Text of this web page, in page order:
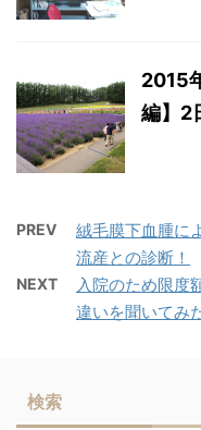
2015
編】2
PREV
絨毛膜下血腫に
流産との診断！
NEXT
入院のため限度
違いを聞いてみた
検索